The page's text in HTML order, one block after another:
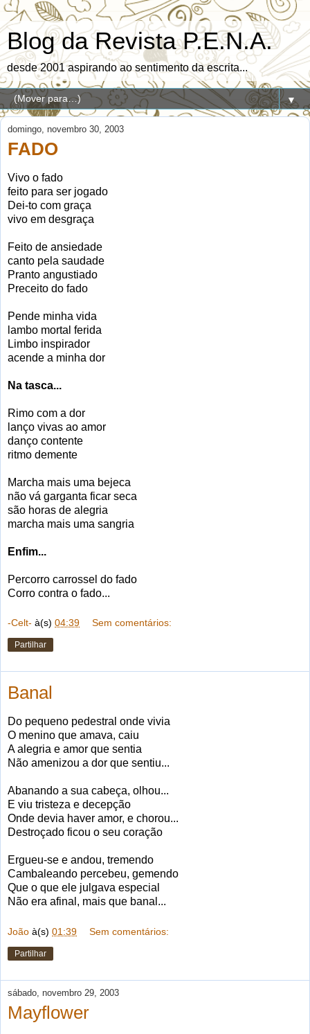
Blog da Revista P.E.N.A.
desde 2001 aspirando ao sentimento da escrita...
▼
domingo, novembro 30, 2003
FADO
Vivo o fado
feito para ser jogado
Dei-to com graça
vivo em desgraça
Feito de ansiedade
canto pela saudade
Pranto angustiado
Preceito do fado
Pende minha vida
lambo mortal ferida
Limbo inspirador
acende a minha dor
Na tasca...
Rimo com a dor
lanço vivas ao amor
danço contente
ritmo demente
Marcha mais uma bejeca
não vá garganta ficar seca
são horas de alegria
marcha mais uma sangria
Enfim...
Percorro carrossel do fado
Corro contra o fado...
-Celt- à(s) 04:39 Sem comentários:
Partilhar
Banal
Do pequeno pedestral onde vivia
O menino que amava, caiu
A alegria e amor que sentia
Não amenizou a dor que sentiu...
Abanando a sua cabeça, olhou...
E viu tristeza e decepção
Onde devia haver amor, e chorou...
Destroçado ficou o seu coração
Ergueu-se e andou, tremendo
Cambaleando percebeu, gemendo
Que o que ele julgava especial
Não era afinal, mais que banal...
João à(s) 01:39 Sem comentários:
Partilhar
sábado, novembro 29, 2003
Mayflower